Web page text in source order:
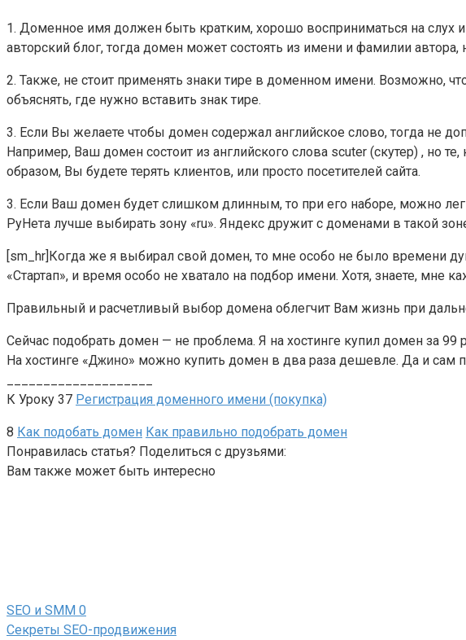
1. Доменное имя должен быть кратким, хорошо восприниматься на слух
авторский блог, тогда домен может состоять из имени и фамилии автора,
2. Также, не стоит применять знаки тире в доменном имени. Возможно,
объяснять, где нужно вставить знак тире.
3. Если Вы желаете чтобы домен содержал английское слово, тогда не
Например, Ваш домен состоит из английского слова scuter (скутер) , но
образом, Вы будете терять клиентов, или просто посетителей сайта.
3. Если Ваш домен будет слишком длинным, то при его наборе, можно
РуНета лучше выбирать зону «ru». Яндекс дружит с доменами в такой
[sm_hr]Когда же я выбирал свой домен, то мне особо не было времени
«Стартап», и время особо не хватало на подбор имени. Хотя, знаете, мне
Правильный и расчетливый выбор домена облегчит Вам жизнь при
Сейчас подобрать домен — не проблема. Я на хостинге купил домен за
На хостинге «Джино» можно купить домен в два раза дешевле. Да и сам
К Уроку 37 Регистрация доменного имени (покупка)
8 Как подобать домен Как правильно подобрать домен
Понравилась статья? Поделиться с друзьями:
Вам также может быть интересно
SEO и SMM 0
Секреты SEO-продвижения